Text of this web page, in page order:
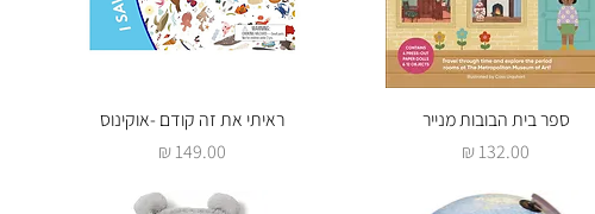
תצוגה מהירה
ספר בית הבובות מנייר
מחיר
תצוגה מהירה
ראיתי את זה קודם -אוקינוס
מחיר